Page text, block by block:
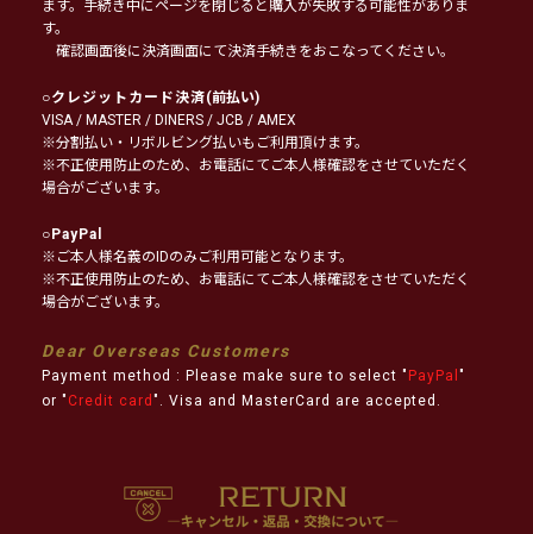
ます。手続き中にページを閉じると購入が失敗する可能性がありま
す。
確認画面後に決済画面にて決済手続きをおこなってください。
○クレジットカード決済(前払い)
VISA / MASTER / DINERS / JCB / AMEX
※分割払い・リボルビング払いもご利用頂けます。
※不正使用防止のため、お電話にてご本人様確認をさせていただく
場合がございます。
○PayPal
※ご本人様名義のIDのみご利用可能となります。
※不正使用防止のため、お電話にてご本人様確認をさせていただく
場合がございます。
Dear Overseas Customers
Payment method : Please make sure to select " PayPal "
or " Credit card ". Visa and MasterCard are accepted.